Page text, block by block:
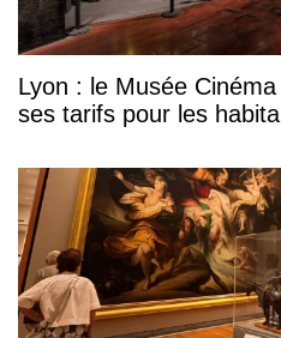
Lyon : le Musée
ses tarifs pour les